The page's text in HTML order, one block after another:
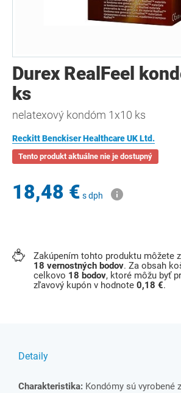
Durex RealFeel
ks
nelatexový kondóm 1x10 ks
Reckitt Benckiser Healthcare UK Ltd.
Tento produkt aktuálne nie je dostupný
18,48 € s dph
Zakúpením tohto produktu môžete
18 vernostných bodov. Za obsah
celkovo 18 bodov, ktoré môžu byť
zľavový kupón v hodnote 0,18 €.
Detaily
Charakteristika: Kondómy sú vyrobené